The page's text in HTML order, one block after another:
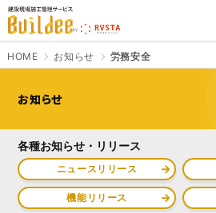
建設現場施工管理サービス Buildee（ビル
さよなら、紙マニフェスト
「産廃管理業務をとことんラク
にする」クラウドサービスで
す。
建設
をサ
HOME お知らせ 労務安全
お知らせ
各種お知らせ・リリース
ニュースリリース
機能リリース